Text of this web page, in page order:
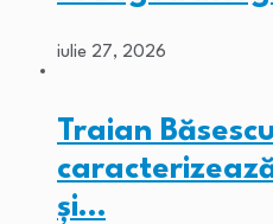
iulie 27, 2026
Traian
și…